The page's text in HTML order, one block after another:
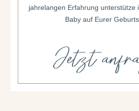
jahrelangen Erfahrung unterstütze
Baby auf Eurer
Jetzt